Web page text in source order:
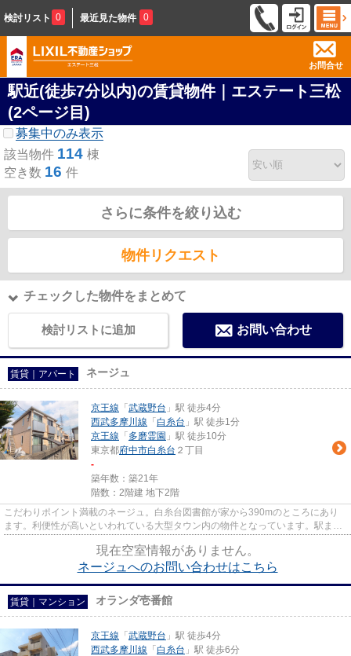
検討リスト 0 最近見た物件 0
お問合せ
駅近(徒歩7分以内)の賃貸物件｜エステート三松
(2ページ目)
募集中のみ表示
該当物件 114 棟
空き数 16 件
さらに条件を絞り込む
物件リクエスト
チェックした物件をまとめて
検討リストに追加 お問い合わせ
賃貸｜アパート ネージュ
京王線 「 武蔵野台 」駅 徒歩4分
西武多摩川線 「 白糸台 」駅 徒歩1分
京王線 「 多磨霊園 」駅 徒歩10分
東京都府中市白糸台 ２丁目
-
築年数：築21年
階数：2階建 地下2階
こだわりポイント満載のネージュ。白糸台図書館が家から390mのところにあり
ます。利便性が高いといわれている大型タウン内の物件となっています。駅まで
現在空室情報がありません。
ネージュへのお問い合わせはこちら
賃貸｜マンション オランダ壱番館
京王線 「 武蔵野台 」駅 徒歩4分
西武多摩川線 「 白糸台 」駅 徒歩6分